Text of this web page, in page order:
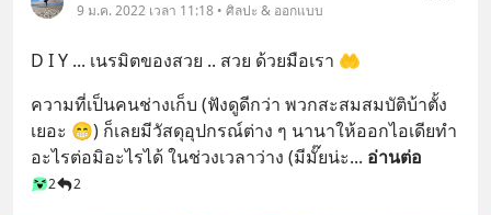
9 ม.ค. 2022 เวลา 11:18 • ศิลปะ & ออกแบบ
D I Y ... เนรมิตของสวย .. สวย ด้วยมือเรา 🤲
ความที่เป็นคนช่างเก็บ (ฟังดูดีกว่า พวกสะสมสมบัติบ้าตั้ง
เยอะ 😁) ก็เลยมีวัสดุอุปกรณ์ต่าง ๆ นานาให้ออกไอเดียทำ
อะไรต่อมิอะไรได้ ในช่วงเวลาว่าง (มีมั๊ยน่ะ... อ่านต่อ
2 2